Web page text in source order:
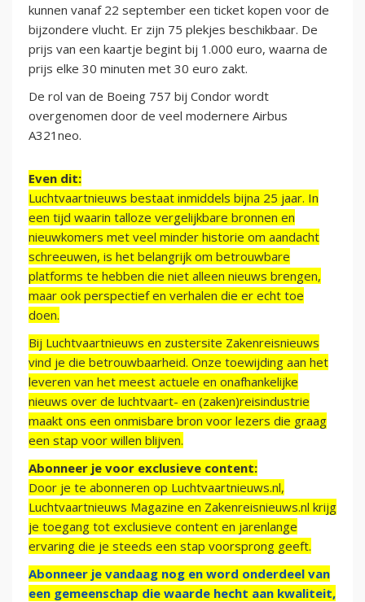
kunnen vanaf 22 september een ticket kopen voor de
bijzondere vlucht. Er zijn 75 plekjes beschikbaar. De
prijs van een kaartje begint bij 1.000 euro, waarna de
prijs elke 30 minuten met 30 euro zakt.
De rol van de Boeing 757 bij Condor wordt
overgenomen door de veel modernere Airbus
A321neo.
Even dit:
Luchtvaartnieuws bestaat inmiddels bijna 25 jaar. In
een tijd waarin talloze vergelijkbare bronnen en
nieuwkomers met veel minder historie om aandacht
schreeuwen, is het belangrijk om betrouwbare
platforms te hebben die niet alleen nieuws brengen,
maar ook perspectief en verhalen die er echt toe
doen.
Bij Luchtvaartnieuws en zustersite Zakenreisnieuws
vind je die betrouwbaarheid. Onze toewijding aan het
leveren van het meest actuele en onafhankelijke
nieuws over de luchtvaart- en (zaken)reisindustrie
maakt ons een onmisbare bron voor lezers die graag
een stap voor willen blijven.
Abonneer je voor exclusieve content:
Door je te abonneren op Luchtvaartnieuws.nl,
Luchtvaartnieuws Magazine en Zakenreisnieuws.nl krijg
je toegang tot exclusieve content en jarenlange
ervaring die je steeds een stap voorsprong geeft.
Abonneer je vandaag nog en word onderdeel van
een gemeenschap die waarde hecht aan kwaliteit,